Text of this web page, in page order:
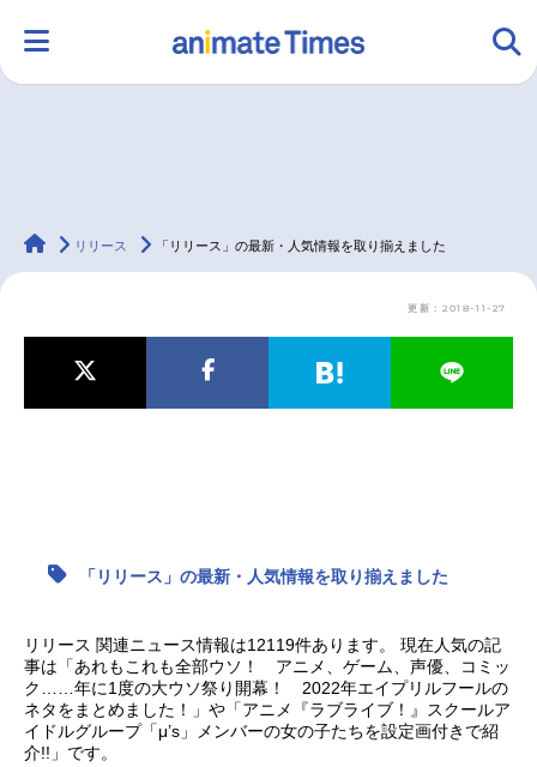
ラジオ みんなの声 グッズ
マンガ・ラノベ ゲーム・アプリ 音楽 コスプレ
アニメ映画一覧 実写化映画一覧
春アニメ 夏アニメ
秋アニメ 冬アニメ
animateTimes
リリース 「リリース」の最新・人気情報を取り揃えました
更新：2018-11-27
「リリース」の最新・人気情報を取り揃えました
リリース 関連ニュース情報は12119件あります。 現在人気の記
事は「あれもこれも全部ウソ！ アニメ、ゲーム、声優、コミッ
ク……年に1度の大ウソ祭り開幕！ 2022年エイプリルフールの
ネタをまとめました！」や「アニメ『ラブライブ！』スクールア
イドルグループ「μ’s」メンバーの女の子たちを設定画付きで紹
介!!」です。